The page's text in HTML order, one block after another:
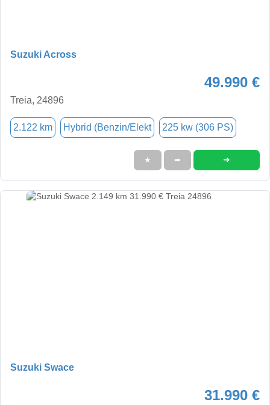
Suzuki Across
49.990 €
Treia, 24896
2.122 km Hybrid (Benzin/Elekt 225 kw (306 PS)
★ ➦ ➜
Suzuki Swace
31.990 €